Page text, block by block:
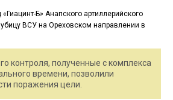
контроля, полученные с комплекса
времени, позволили
поражения цели.